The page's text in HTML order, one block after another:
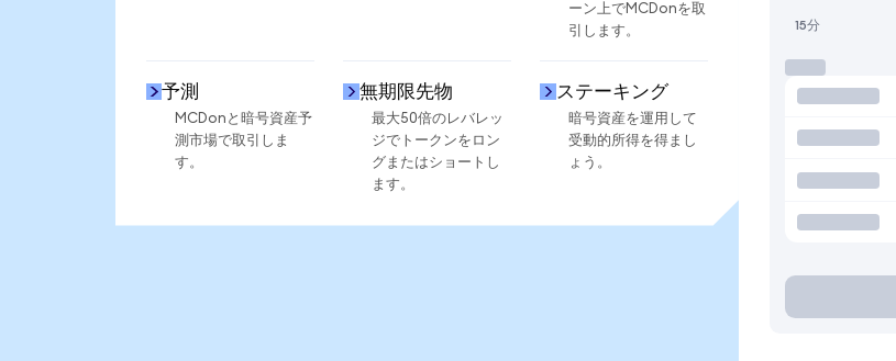
ーン上でMCDonを取
引します。
予測
MCDonと暗号資産予
測市場で取引しま
す。
無期限先物
最大50倍のレバレッ
ジでトークンをロン
グまたはショートし
ます。
ステーキング
暗号資産を運用して
受動的所得を得まし
ょう。
15分